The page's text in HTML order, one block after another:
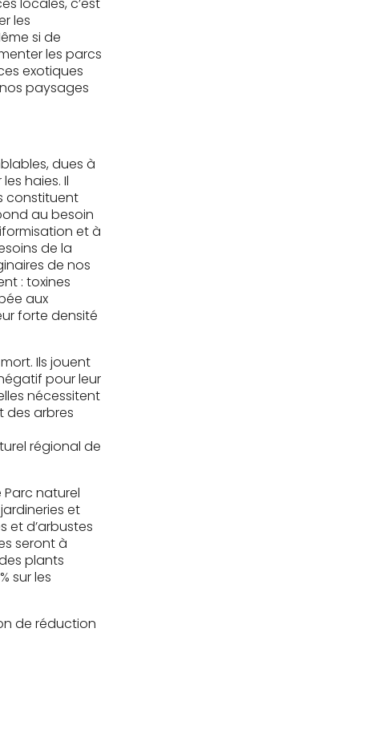
les
si de
les parcs
exotiques
paysages
dues à
haies. Il
constituent
au besoin
et à
de la
de nos
: toxines
aux
forte densité
Ils jouent
pour leur
nécessitent
des arbres
régional de
naturel
et
et d’arbustes
seront à
plants
sur les
de réduction